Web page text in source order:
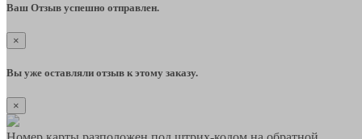
Ваш Отзыв успешно отправлен.
×
Вы уже оставляли отзыв к этому заказу.
×